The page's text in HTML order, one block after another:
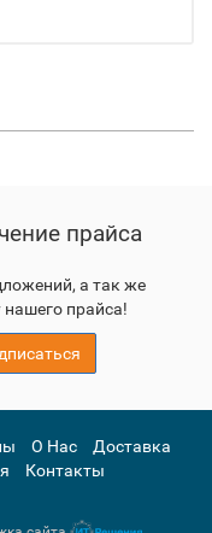
прайса
а так же
прайса!
О Нас
Доставка
Контакты